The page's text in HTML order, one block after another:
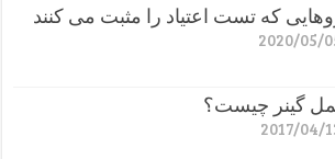
که تست اعتیاد را مثبت می کنند
2020/05/
گینر چیست؟
2017/04/